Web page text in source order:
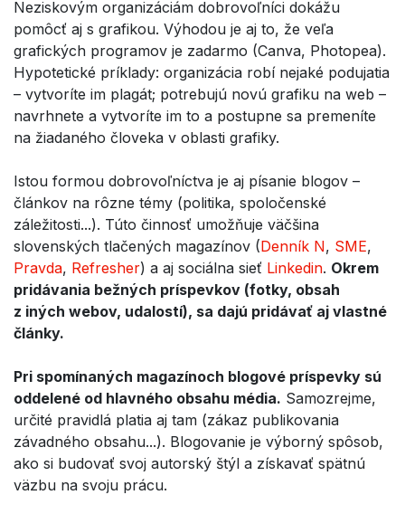
Neziskovým organizáciám dobrovoľníci dokážu
pomôcť aj s grafikou. Výhodou je aj to, že veľa
grafických programov je zadarmo (Canva, Photopea).
Hypotetické príklady: organizácia robí nejaké podujatia
– vytvoríte im plagát; potrebujú novú grafiku na web –
navrhnete a vytvoríte im to a postupne sa premeníte
na žiadaného človeka v oblasti grafiky.
Istou formou dobrovoľníctva je aj písanie blogov –
článkov na rôzne témy (politika, spoločenské
záležitosti...). Túto činnosť umožňuje väčšina
slovenských tlačených magazínov (Denník N, SME,
Pravda, Refresher) a aj sociálna sieť Linkedin. Okrem
pridávania bežných príspevkov (fotky, obsah
z iných webov, udalostí), sa dajú pridávať aj vlastné
články.
Pri spomínaných magazínoch blogové príspevky sú
oddelené od hlavného obsahu média. Samozrejme,
určité pravidlá platia aj tam (zákaz publikovania
závadného obsahu...). Blogovanie je výborný spôsob,
ako si budovať svoj autorský štýl a získavať spätnú
väzbu na svoju prácu.